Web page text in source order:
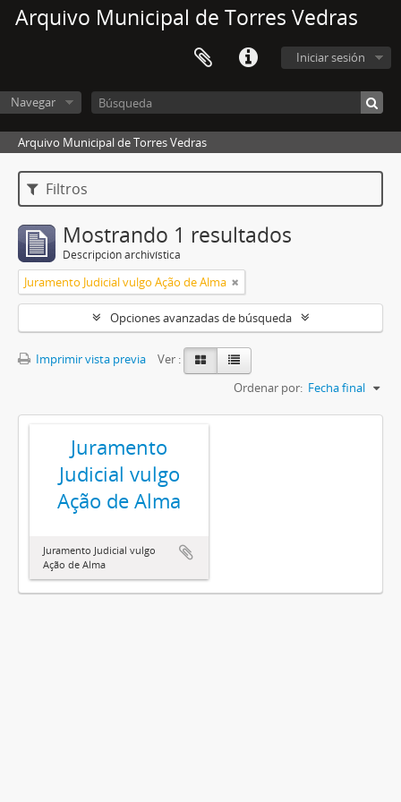
Arquivo Municipal de Torres Vedras
Iniciar sesión
Navegar
Arquivo Municipal de Torres Vedras
Filtros
Mostrando 1 resultados
Descripción archivística
Juramento Judicial vulgo Ação de Alma
Opciones avanzadas de búsqueda
Imprimir vista previa
Ver :
Ordenar por: Fecha final
Juramento
Judicial vulgo
Ação de Alma
Juramento Judicial vulgo
Ação de Alma